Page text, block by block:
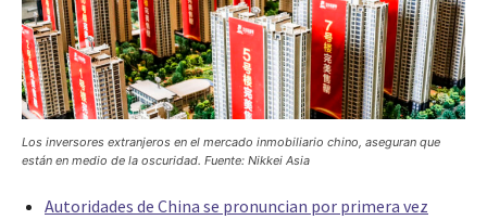
Los inversores extranjeros en el mercado inmobiliario chino, aseguran que
están en medio de la oscuridad. Fuente: Nikkei Asia
Autoridades de China se pronuncian por primera vez